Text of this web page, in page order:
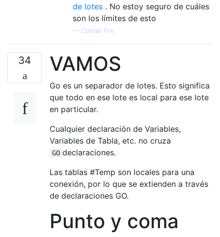
de lotes . No estoy seguro de cuáles
son los límites de esto
— Conrad Frix
34 VAMOS
Go es un separador de lotes. Esto significa
que todo en ese lote es local para ese lote
en particular.
Cualquier declaración de Variables,
Variables de Tabla, etc. no cruza
GO declaraciones.
Las tablas #Temp son locales para una
conexión, por lo que se extienden a través
de declaraciones GO.
Punto y coma